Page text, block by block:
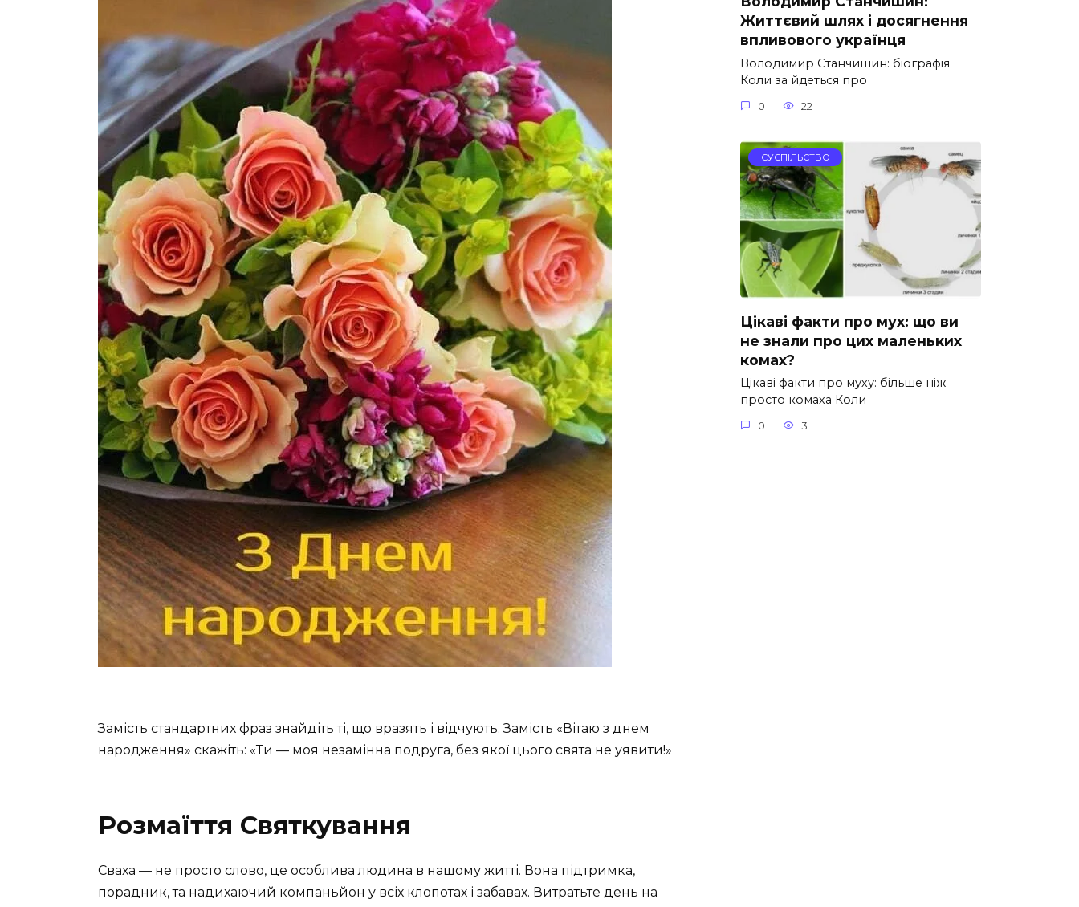
Замість стандартних фраз знайдіть ті, що вразять і відчують. Замість «Вітаю з днем
народження» скажіть: «Ти — моя незамінна подруга, без якої цього свята не уявити!»
Розмаїття Святкування
Сваха — не просто слово, це особлива людина в нашому житті. Вона підтримка,
порадник, та надихаючий компаньйон у всіх клопотах і забавах. Витратьте день на
Життєвий шлях і досягнення
впливового українця
Володимир Станчишин: біографія
Коли за йдеться про
0 22
СУСПІЛЬСТВО
Цікаві факти про мух: що ви
не знали про цих маленьких
комах?
Цікаві факти про муху: більше ніж
просто комаха Коли
0 3